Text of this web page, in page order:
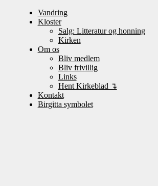
Vandring
Kloster
Salg: Litteratur og honning
Kirken
Om os
Bliv medlem
Bliv frivillig
Links
Hent Kirkeblad ↴
Kontakt
Birgitta symbolet